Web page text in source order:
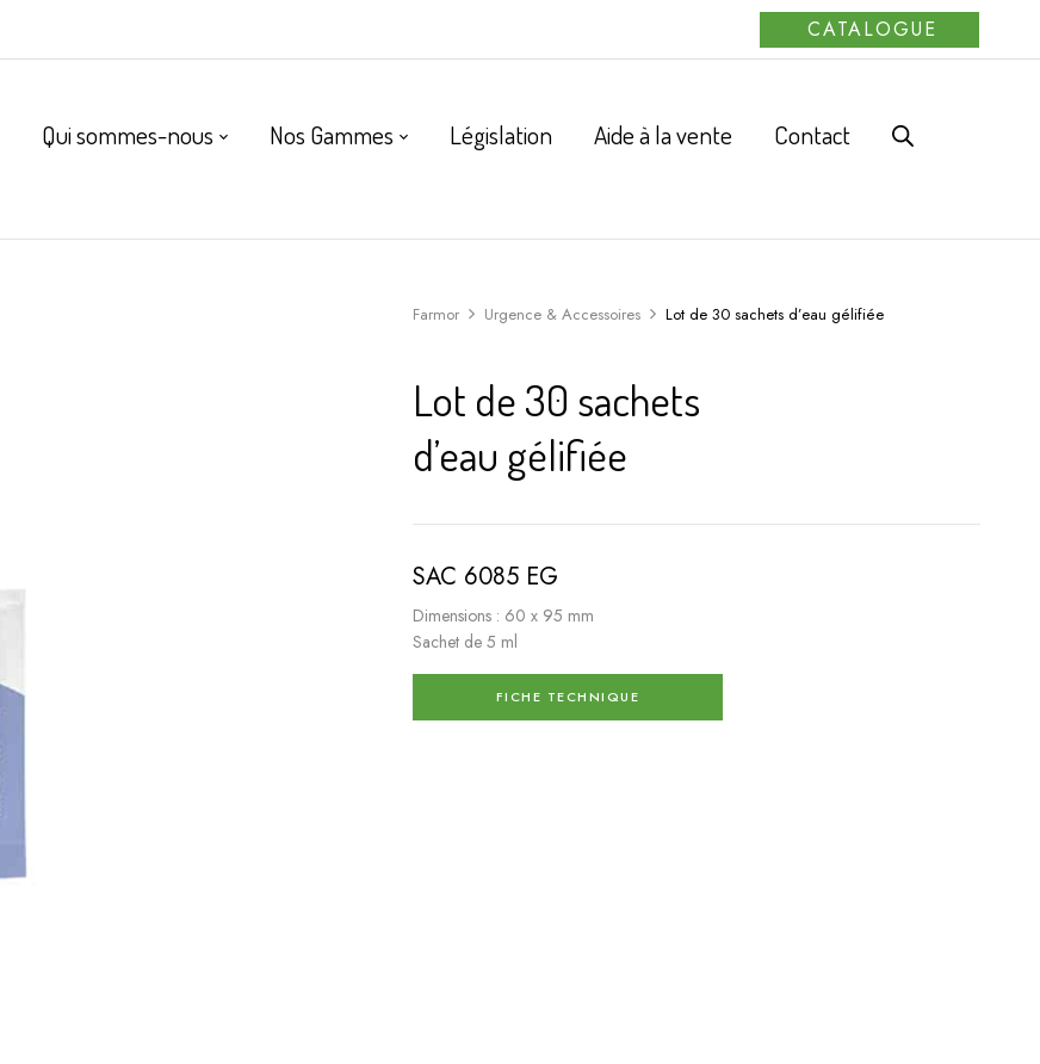
CATALOGUE
Qui sommes-nous Nos Gammes Législation Aide à la vente Contact
Farmor Urgence & Accessoires Lot de 30 sachets d’eau gélifiée
Lot de 30 sachets
d’eau gélifiée
SAC 6085 EG
Dimensions : 60 x 95 mm
Sachet de 5 ml
FICHE TECHNIQUE